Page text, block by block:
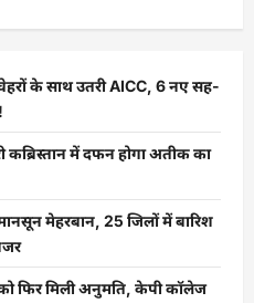
चेहरों के साथ उतरी AICC, 6 नए सह-
में दफन होगा अतीक का
मेहरबान, 25 जिलों में बारिश
को फिर मिली अनुमति, केपी कॉलेज